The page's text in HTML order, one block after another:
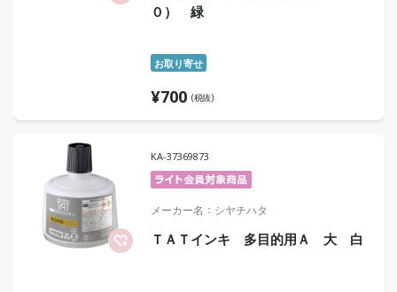
０） 緑
お取り寄せ
¥700 (税抜)
KA-37369873
メーカー名 シヤチハタ
ＴＡＴインキ 多目的用Ａ 大 白